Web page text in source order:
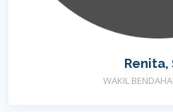
Renita,
WAKIL